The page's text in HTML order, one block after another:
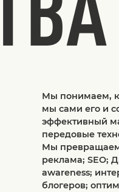
Мы понимаем,
мы сами его и
эффективный
передовые
Мы превращаем
реклама; SEO;
awareness;
блогеров;